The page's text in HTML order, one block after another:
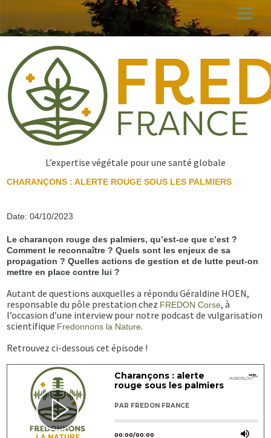
au
principal
L’expertise végétale pour une santé globale
CHARANÇONS : ALERTE ROUGE SOUS LES PALMIERS
Date: 04/10/2023
Le charançon rouge des palmiers, qu’est-ce que c’est ?
Comment le reconnaître ? Quels sont les enjeux de sa
propagation ? Quelles actions de gestion et de lutte peut-on
mettre en place contre lui ?
Autant de questions auxquelles a répondu Géraldine HOEN,
responsable du pôle prestation chez FREDON Corse, à
l’occasion d’une interview pour notre podcast de vulgarisation
scientifique Fredonnons la Nature.
Retrouvez ci-dessous cet épisode !